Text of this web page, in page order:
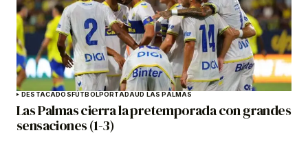
DESTACADOSFÚTBOLPORTADAUD LAS PALMAS
Las Palmas cierra la pretemporada con grandes
sensaciones (1-3)